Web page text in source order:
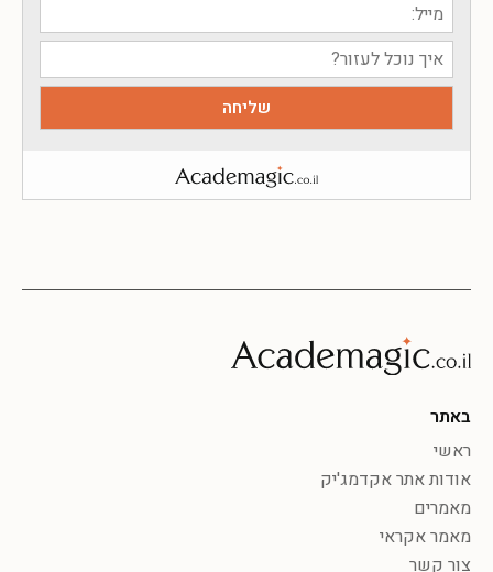
באתר
ראשי
אודות אתר אקדמג'יק
מאמרים
מאמר אקראי
צור קשר